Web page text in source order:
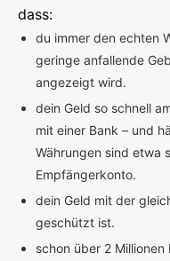
dass:
du immer den echten
geringe anfallende
angezeigt wird.
dein Geld so schnell
mit einer Bank – und
Währungen sind etwa
Empfängerkonto.
dein Geld mit der
geschützt ist.
schon über 2